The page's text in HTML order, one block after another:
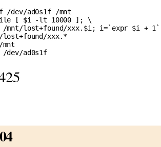
/dev/ad0s1f /mnt
[ $i -lt 10000 ]; \
/mnt/lost+found/xxx.$i; i=`expr $i +
lost+found/xxx.*